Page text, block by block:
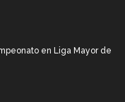
en Liga Mayor de